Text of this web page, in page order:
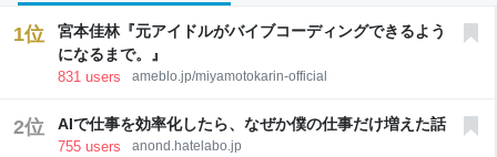
1位
宮本佳林『元アイドルがバイブコーディングできるよう
になるまで。』
831 users ameblo.jp/miyamotokarin-official
2位 AIで仕事を効率化したら、なぜか僕の仕事だけ増えた話
755 users anond.hatelabo.jp